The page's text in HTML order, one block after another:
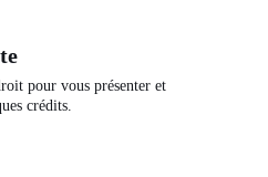
pour vous présenter et
crédits.